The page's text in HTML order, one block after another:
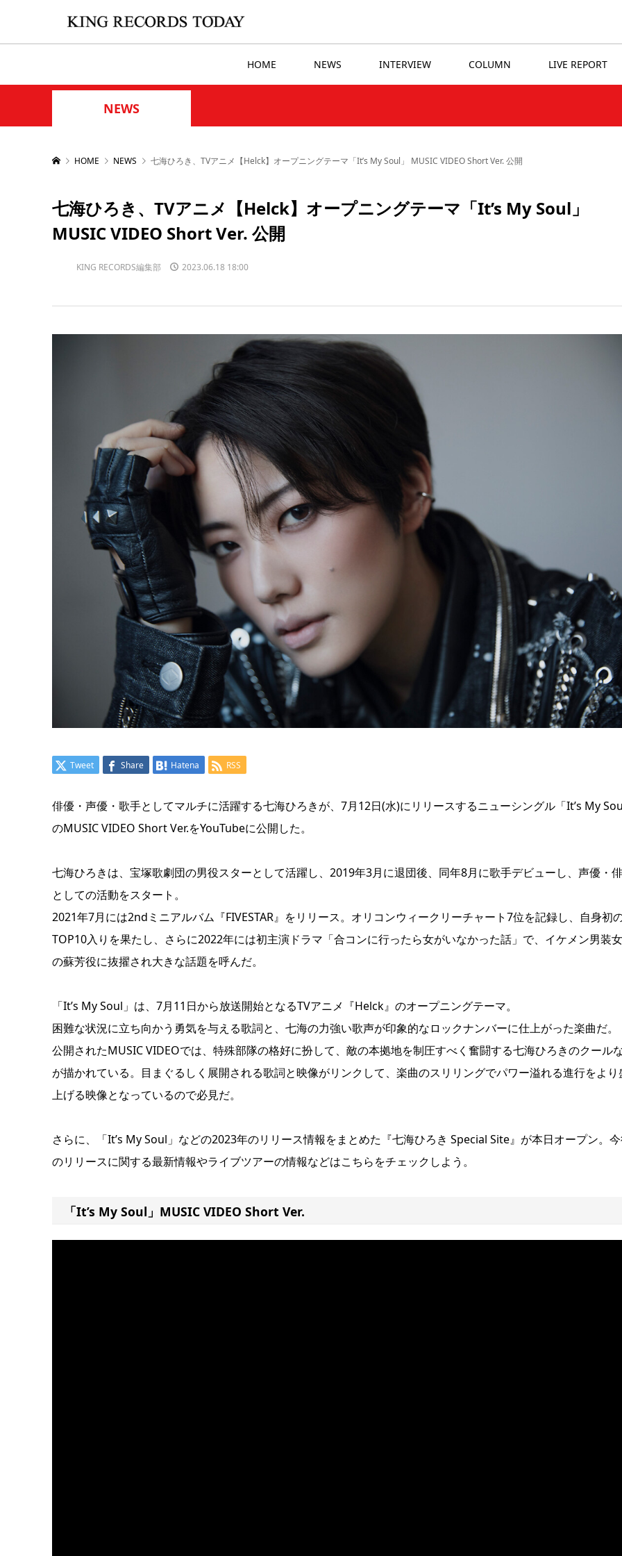
HOME NEWS INTERVIEW COLUMN LIVE REPORT
NEWS
HOME NEWS 七海ひろき、TVアニメ【Helck】オープニングテーマ「It’s My Soul」 MUSIC VIDEO Short Ver. 公開
七海ひろき、TVアニメ【Helck】オープニングテーマ「It’s My Soul」
MUSIC VIDEO Short Ver. 公開
KING RECORDS編集部 2023.06.18 18:00
Tweet Share Hatena RSS
俳優・声優・歌手としてマルチに活躍する七海ひろきが、7月12日(水)にリリースするニューシングル「It’s My
のMUSIC VIDEO Short Ver.をYouTubeに公開した。
七海ひろきは、宝塚歌劇団の男役スターとして活躍し、2019年3月に退団後、同年8月に歌手デビューし、声優・
としての活動をスタート。
2021年7月には2ndミニアルバム『FIVESTAR』をリリース。オリコンウィークリーチャート7位を記録し、自身初
TOP10入りを果たし、さらに2022年には初主演ドラマ「合コンに行ったら女がいなかった話」で、イケメン男装
の蘇芳役に抜擢され大きな話題を呼んだ。
「It’s My Soul」は、7月11日から放送開始となるTVアニメ『Helck』のオープニングテーマ。
困難な状況に立ち向かう勇気を与える歌詞と、七海の力強い歌声が印象的なロックナンバーに仕上がった楽曲だ。
公開されたMUSIC VIDEOでは、特殊部隊の格好に扮して、敵の本拠地を制圧すべく奮闘する七海ひろきのクール
が描かれている。目まぐるしく展開される歌詞と映像がリンクして、楽曲のスリリングでパワー溢れる進行をより
上げる映像となっているので必見だ。
さらに、「It’s My Soul」などの2023年のリリース情報をまとめた『七海ひろき Special Site』が本日オープン。
のリリースに関する最新情報やライブツアーの情報などはこちらをチェックしよう。
「It’s My Soul」MUSIC VIDEO Short Ver.